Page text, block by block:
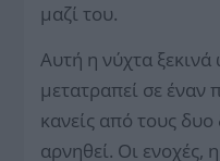
μαζί του.
Αυτή η νύχτα
μετατραπεί σε
κανείς από τους
αρνηθεί. Οι ενοχές,